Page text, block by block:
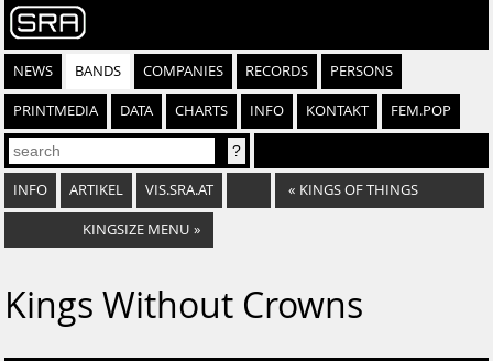
NEWS BANDS COMPANIES RECORDS PERSONS
PRINTMEDIA DATA CHARTS INFO KONTAKT FEM.POP
INFO ARTIKEL VIS.SRA.AT « KINGS OF THINGS
KINGSIZE MENU »
Kings Without Crowns